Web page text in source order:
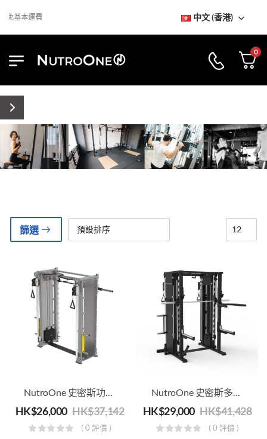
基本運費 中文 (香港)
0
篩選
NutroOne 史密斯功能訓練機 – 商用健身級
HK$26,000 HK$37,142
( 0 評價 )
NutroOne 史密斯多功能訓練機與力量架組合 – 商用健身級
HK$29,000 HK$41,428
( 0 評價 )